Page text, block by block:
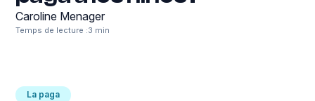
Caroline Menager
Temps de lecture :3 min
La paga